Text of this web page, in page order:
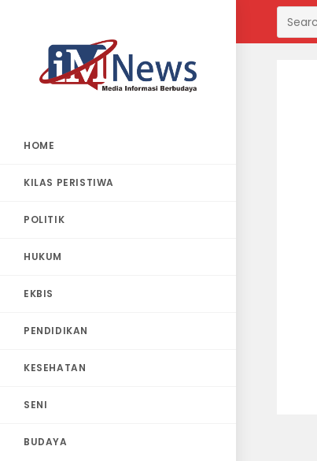
content
HOME
KILAS PERISTIWA
POLITIK
HUKUM
EKBIS
PENDIDIKAN
KESEHATAN
SENI
BUDAYA